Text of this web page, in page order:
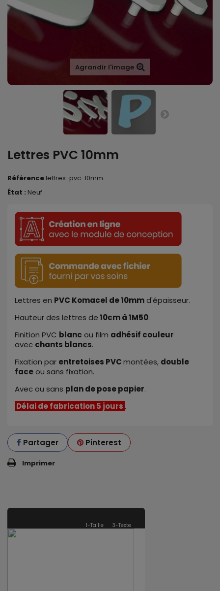
Agrandir l'image
Lettres PVC 10mm
Référence lettres-pvc-10mm
État : Neuf
Lettres en PVC Komacel de10mmd'épaisseur.
Hauteur des lettres de10cmà1M50.
Finition PVC blanc ou film adhésif couleur
avec chants blancs.
Fixation par entretoises PVCmontées, double
faceou sans fixation.
Avec ou sans plan de pose papier.
Délai de fabrication 5 jours .
Partager Pinterest
Imprimer
1-Taille 3-Texte